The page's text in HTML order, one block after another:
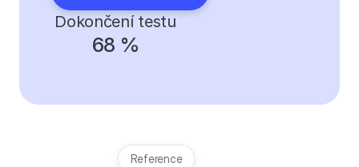
Dokončení testu
68 %
Reference